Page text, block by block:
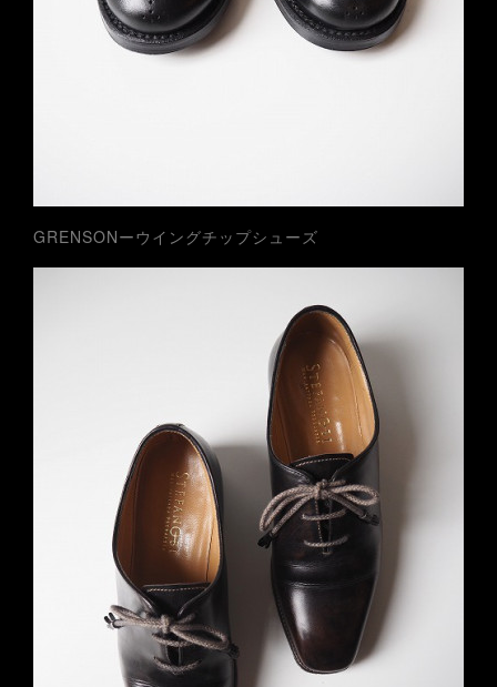
GRENSONーウイングチップシューズ